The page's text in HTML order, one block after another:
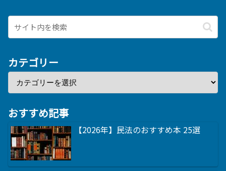
カテゴリー
おすすめ記事
【2026年】民法のおすすめ本 25選